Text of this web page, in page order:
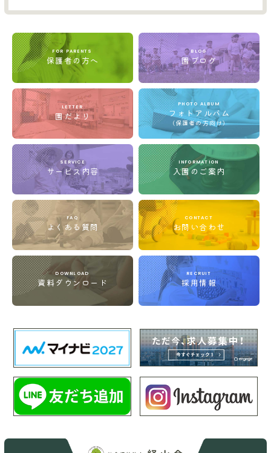
FOR PARENTS
保護者の方へ
BLOG
園ブログ
LETTER
園だより
PHOTO ALBUM
フォトアルバム
(保護者の方向け)
SERVICE
サービス内容
INFORMATION
入園のご案内
FAQ
よくある質問
CONTACT
お問い合わせ
DOWNLOAD
資料ダウンロード
RECRUIT
採用情報